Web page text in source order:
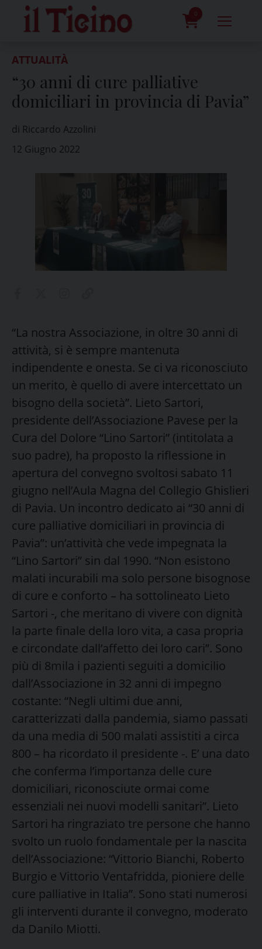
content
0
ATTUALITÀ
“30 anni di cure palliative
domiciliari in provincia di Pavia”
di Riccardo Azzolini
12 Giugno 2022
“La nostra Associazione, in oltre 30 anni di
attività, si è sempre mantenuta
indipendente e onesta. Se ci va riconosciuto
un merito, è quello di avere intercettato un
bisogno della società”. Lieto Sartori,
presidente dell’Associazione Pavese per la
Cura del Dolore “Lino Sartori” (intitolata a
suo padre), ha proposto la riflessione in
apertura del convegno svoltosi sabato 11
giugno nell’Aula Magna del Collegio Ghislieri
di Pavia. Un incontro dedicato ai “30 anni di
cure palliative domiciliari in provincia di
Pavia”: un’attività che vede impegnata la
“Lino Sartori” sin dal 1990. “Non esistono
malati incurabili ma solo persone bisognose
di cure e conforto – ha sottolineato Lieto
Sartori -, che meritano di vivere con dignità
la parte finale della loro vita, a casa propria
e circondate dall’affetto dei loro cari”. Sono
più di 8mila i pazienti seguiti a domicilio
dall’Associazione in 32 anni di impegno
costante: “Negli ultimi due anni,
caratterizzati dalla pandemia, siamo passati
da una media di 500 malati assistiti a circa
800 – ha ricordato il presidente -. E’ una dato
che conferma l’importanza delle cure
domiciliari, riconosciute ormai come
essenziali nei nuovi modelli sanitari”. Lieto
Sartori ha ringraziato tre persone che hanno
svolto un ruolo fondamentale per la nascita
dell’Associazione: “Vittorio Bianchi, Roberto
Burgio e Vittorio Ventafridda, pioniere delle
cure palliative in Italia”. Sono stati numerosi
gli interventi durante il convegno, moderato
da Danilo Miotti.